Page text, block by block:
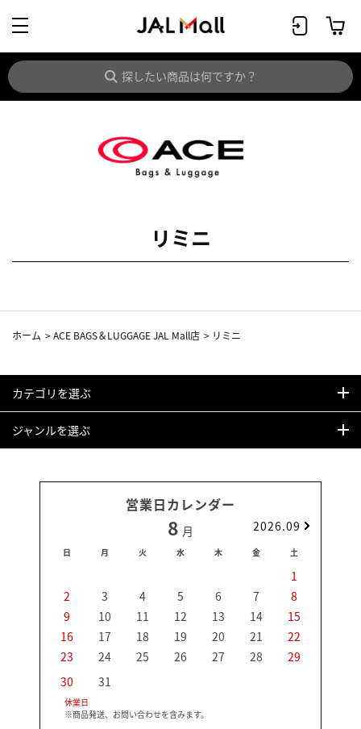
リミニ
ホーム >ACE BAGS＆LUGGAGE JAL Mall店 > リミニ
カテゴリを選ぶ
ジャンルを選ぶ
営業日カレンダー
8 月 2026.09
日 月 火 水 木 金 土
1
2
3 4 5 6 7
8
9
10 11 12 13 14
15
16
17 18 19 20 21
22
23
24 25 26 27 28
29
30
31
休業日
※商品発送、お問い合わせを含みます。